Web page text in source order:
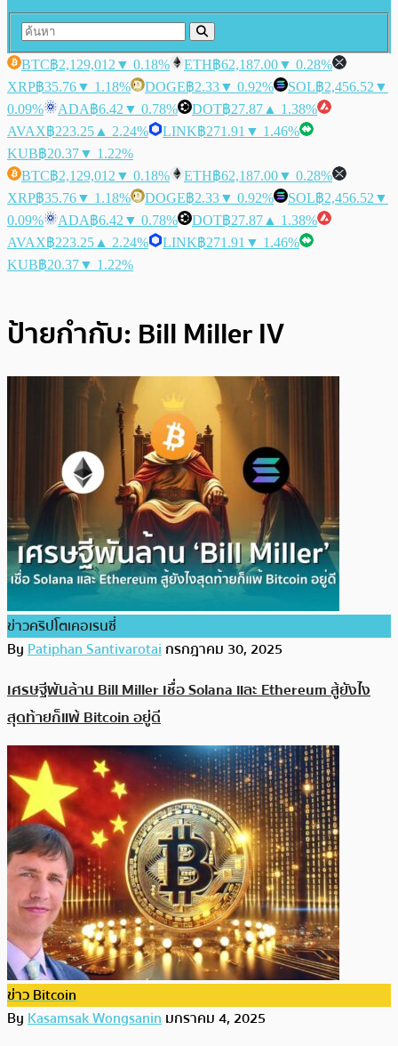
BTC฿2,129,012 ▼ 0.18% ETH฿62,187.00▼ 0.28%
XRP฿35.76▼ 1.18% DOGE฿2.33▼ 0.92% SOL฿2,456.52 ▼
0.09%
ADA฿6.42 ▼ 0.78% DOT฿27.87 ▲ 1.38%
AVAX฿223.25 ▲ 2.24% LINK฿271.91 ▼ 1.46%
KUB฿20.37▼ 1.22%
BTC฿2,129,012 ▼ 0.18% ETH฿62,187.00▼ 0.28%
XRP฿35.76▼ 1.18% DOGE฿2.33▼ 0.92% SOL฿2,456.52 ▼
0.09%
ADA฿6.42 ▼ 0.78% DOT฿27.87 ▲ 1.38%
AVAX฿223.25 ▲ 2.24% LINK฿271.91 ▼ 1.46%
KUB฿20.37▼ 1.22%
ป้ายกำกับ: Bill Miller IV
ข่าวคริปโตเคอเรนซี่
ByPatiphan Santivarotaiกรกฎาคม 30, 2025
เศรษฐีพันล้าน Bill Miller เชื่อ Solana และ Ethereum สู้ยังไง
สุดท้ายก็แพ้ Bitcoin อยู่ดี
ข่าว Bitcoin
ByKasamsak Wongsaninมกราคม 4, 2025